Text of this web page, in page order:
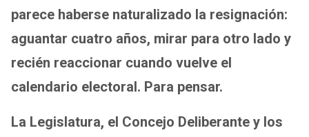
parece haberse naturalizado la resignación:
aguantar cuatro años, mirar para otro lado y
recién reaccionar cuando vuelve el
calendario electoral. Para pensar.
La Legislatura, el Concejo Deliberante y los